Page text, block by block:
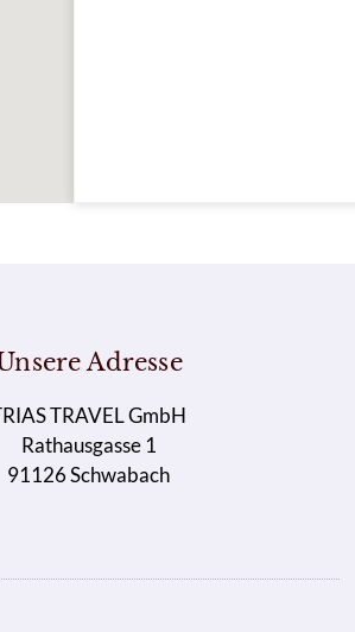
Adresse
TRAVEL GmbH
Rathausgasse 1
91126 Schwabach